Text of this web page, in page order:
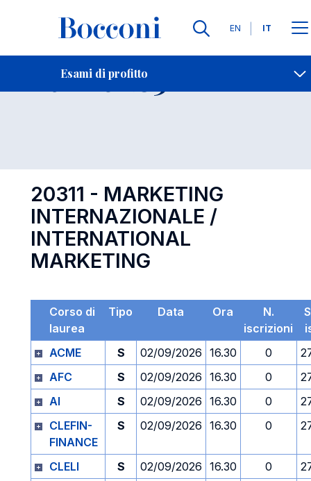
Lingue
EN IT
Esami di profitto
Contatti
Esame 20311 Open
20311 - MARKETING
INTERNAZIONALE /
INTERNATIONAL
MARKETING
Corso di
laurea
Tipo Data Ora
N.
iscrizioni
ACME
S 02/09/2026 16.30 0
AFC
S 02/09/2026 16.30 0
AI
S 02/09/2026 16.30 0
CLEFIN-
FINANCE
S 02/09/2026 16.30 0
CLELI S 02/09/2026 16.30 0